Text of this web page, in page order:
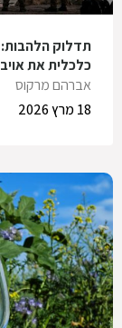
תדלוק
כלכלית את
אברהם מרקוס
18 מרץ 2026